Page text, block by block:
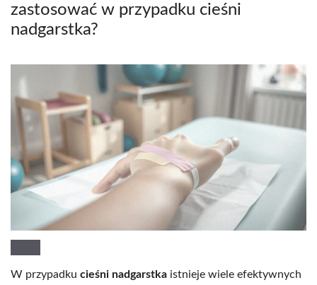
zastosować w przypadku cieśni
nadgarstka?
W przypadku cieśni nadgarstka istnieje wiele efektywnych